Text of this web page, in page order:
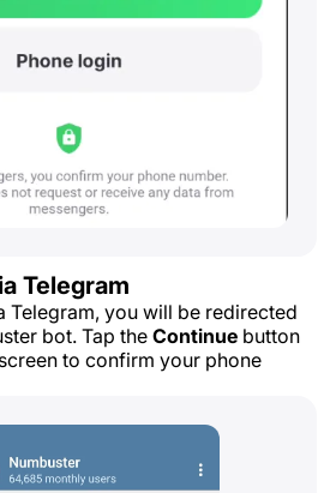
Telegram
Telegram, you will be redirected
bot. Tap the Continue button
to confirm your phone